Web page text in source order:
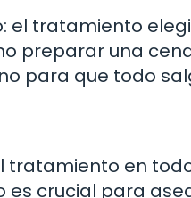
el tratamiento
preparar una
para que todo
tratamiento en
es crucial para